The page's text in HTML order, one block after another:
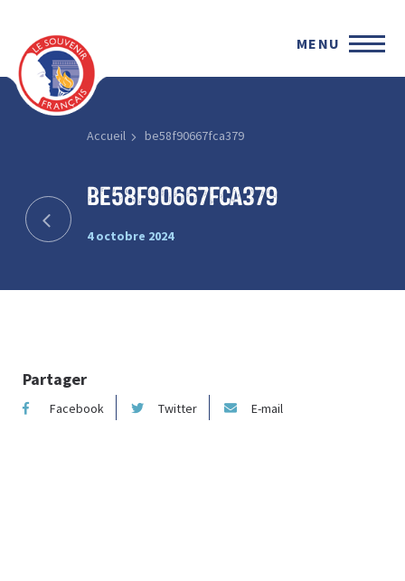
MENU
Accueil be58f90667fca379
be58f90667fca379
4 octobre 2024
Partager
Facebook Twitter E-mail